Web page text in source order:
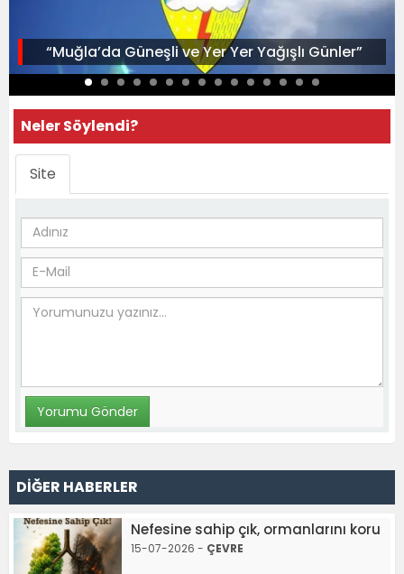
“Muğla’da Güneşli ve Yer Yer Yağışlı Günler”
Neler Söylendi?
Site
DİĞER HABERLER
Nefesine sahip çık, ormanlarını koru
15-07-2026 - ÇEVRE